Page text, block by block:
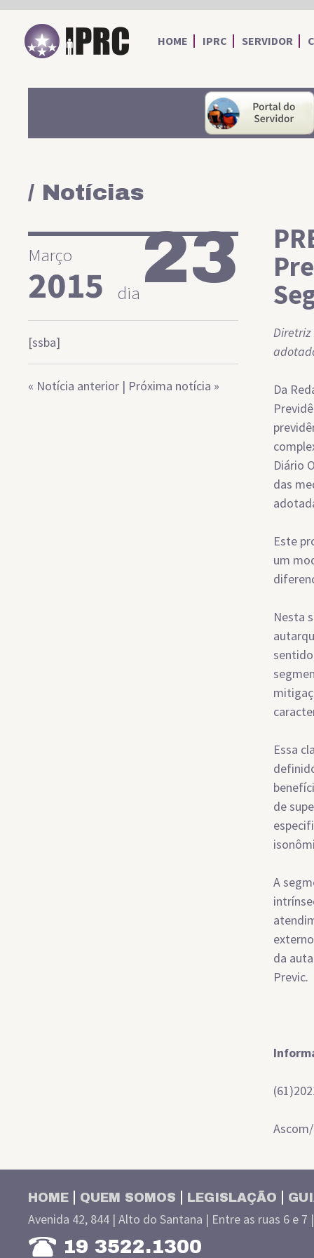
IPRC
HOME IPRC SERVIDOR
/ Notícias
Março
2015 dia23
[ssba]
« Notícia anterior | Próxima notícia »
Diretriz
Da
Diário
das
Este
um
Nesta
Essa
de
A
da
Previc.
HOME QUEM SOMOS LEGISLAÇÃO
Avenida 42, 844 | Alto do Santana | Entre as ruas 6 e 7
19 3522.1300